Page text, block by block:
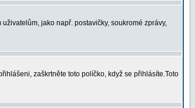
jako např. postavičky, soukromé zprávy,
zaškrtněte toto políčko, když se přihlásíte.Toto